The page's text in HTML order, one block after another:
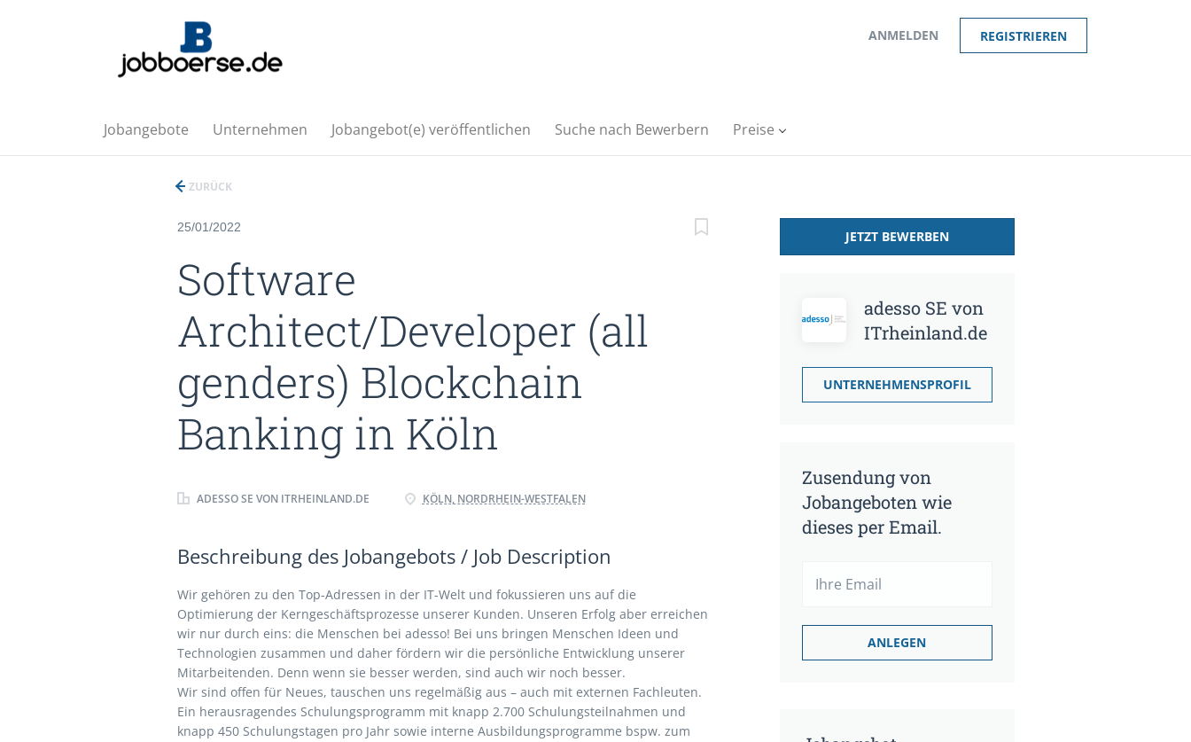
ANMELDEN REGISTRIEREN
Jobangebote Unternehmen Jobangebot(e) veröffentlichen Suche nach Bewerbern Preise
ZURÜCK
25/01/2022
Software
Architect/Developer (all
genders) Blockchain
Banking in Köln
ADESSO SE VON ITRHEINLAND.DE KÖLN, NORDRHEIN-WESTFALEN
Beschreibung des Jobangebots / Job Description
Wir gehören zu den Top-Adressen in der IT-Welt und fokussieren uns auf die
Optimierung der Kerngeschäfts­prozesse unserer Kunden. Unseren Erfolg aber erreichen
wir nur durch eins: die Menschen bei adesso! Bei uns bringen Menschen Ideen und
Technologien zusammen und daher fördern wir die persönliche Entwicklung unserer
Mitarbeitenden. Denn wenn sie besser werden, sind auch wir noch besser.
Wir sind offen für Neues, tauschen uns regelmäßig aus – auch mit externen Fachleuten.
Ein herausragendes Schulungsprogramm mit knapp 2.700 Schulungsteilnahmen und
knapp 450 Schulungstagen pro Jahr sowie interne Ausbildungsprogramme bspw. zum
JETZT BEWERBEN
adesso SE von
ITrheinland.de
UNTERNEHMENSPROFIL
Zusendung von
Jobangeboten wie
dieses per Email.